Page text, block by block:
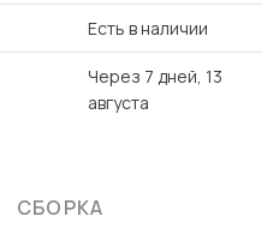
Есть в наличии
Через 7 дней, 13
августа
СБОРКА